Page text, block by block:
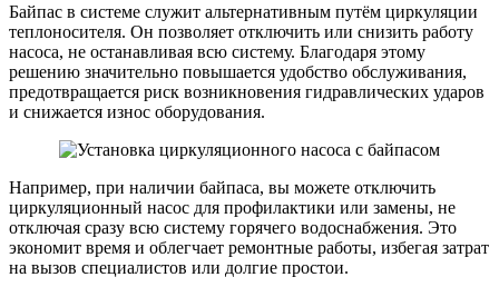
Байпас в системе служит альтернативным путём циркуляции
теплоносителя. Он позволяет отключить или снизить работу
насоса, не останавливая всю систему. Благодаря этому
решению значительно повышается удобство обслуживания,
предотвращается риск возникновения гидравлических ударов
и снижается износ оборудования.
Например, при наличии байпаса, вы можете отключить
циркуляционный насос для профилактики или замены, не
отключая сразу всю систему горячего водоснабжения. Это
экономит время и облегчает ремонтные работы, избегая затрат
на вызов специалистов или долгие простои.